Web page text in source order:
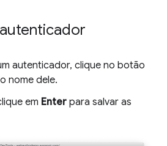
autenticador, clique no botão
nome dele.
em Enter para salvar as